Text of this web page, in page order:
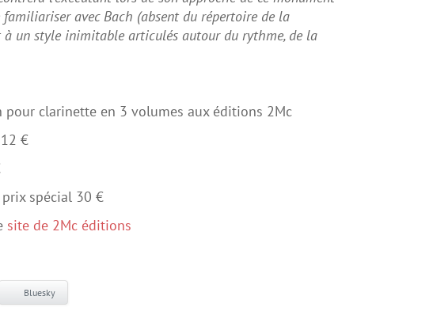
avec Bach (absent du répertoire de la
un style inimitable articulés autour du rythme, de la
pour clarinette en 3 volumes aux éditions 2Mc
€
prix spécial 30 €
site de 2Mc éditions
Bluesky